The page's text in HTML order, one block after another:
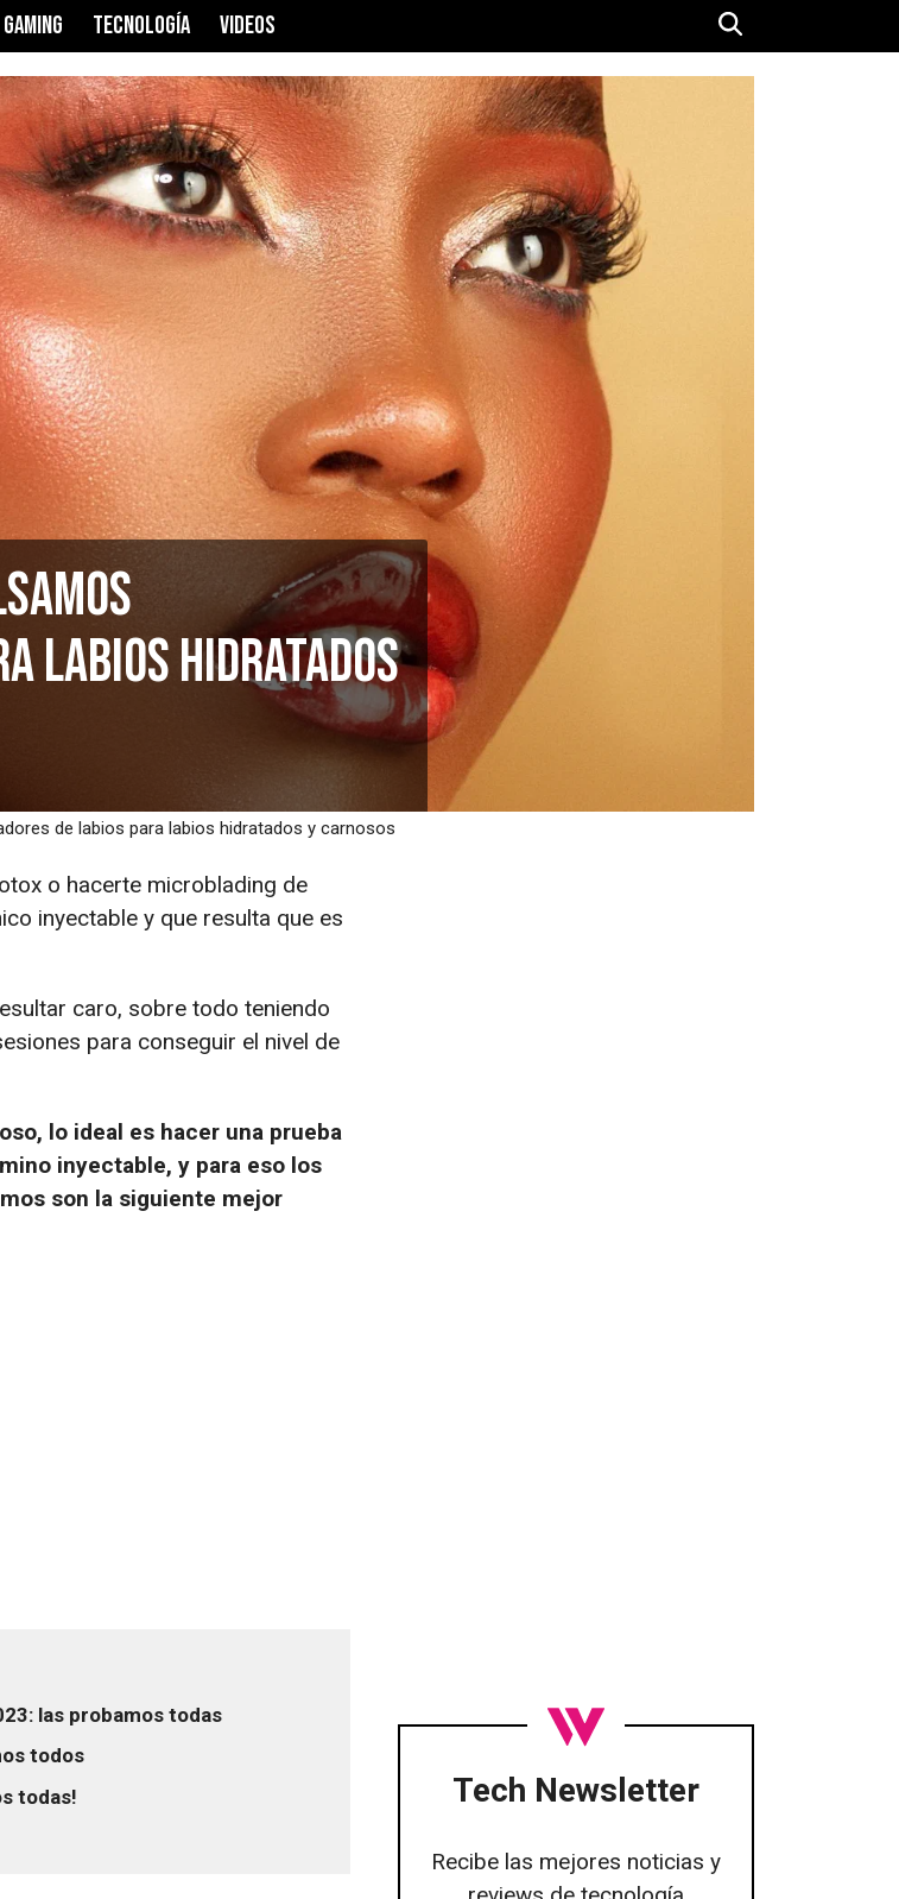
GAMING TECNOLOGÍA VIDEOS
labios hidratados
de labios para labios hidratados y carnosos
Tech Newsletter
Recibe las mejores noticias y
o hacerte microblading de
inyectable y que resulta que es
caro, sobre todo teniendo
para conseguir el nivel de
lo ideal es hacer una prueba
inyectable, y para eso los
son la siguiente mejor
las probamos todas
todos
todas!